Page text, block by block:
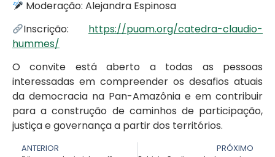
Moderação: Alejandra Espinosa
Inscrição: https://puam.org/catedra-claudio-
hummes/
O convite está aberto a todas as pessoas
interessadas em compreender os desafios atuais
da democracia na Pan-Amazônia e em contribuir
para a construção de caminhos de participação,
justiça e governança a partir dos territórios.
ANTERIOR PRÓXIMO